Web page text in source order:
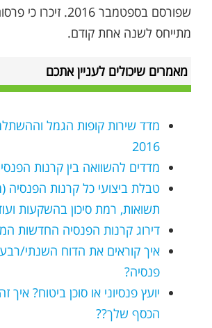
שפורסם בספטמבר 2016.
מתייחס לשנה אחת קודם.
מאמרים שיכולים לעניין אתכם
מדד שירות קופות הגמל
2016
מדדים להשוואה בין קרנות
טבלת ביצועי כל קרנות הפנסיה
תשואות, רמת סיכון בהשקעות
דירוג קרנות הפנסיה החדשות
איך קוראים את הדוח השנתי/
פנסיה?
יועץ פנסיוני או סוכן ביטוח?
הכסף שלך??